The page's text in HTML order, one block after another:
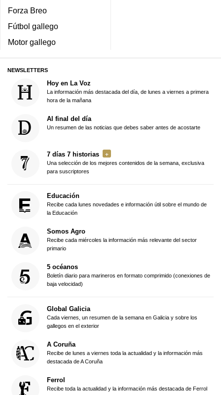
Forza Breo
Fútbol gallego
Motor gallego
NEWSLETTERS
Hoy en La Voz
La información más destacada del día, de lunes a viernes a primera
hora de la mañana
Al final del día
Un resumen de las noticias que debes saber antes de acostarte
7 días 7 historias
Una selección de los mejores contenidos de la semana, exclusiva
para suscriptores
Educación
Recibe cada lunes novedades e información útil sobre el mundo de
la Educación
Somos Agro
Recibe cada miércoles la información más relevante del sector
primario
5 océanos
Boletín diario para marineros en formato comprimido (conexiones de
baja velocidad)
Global Galicia
Cada viernes, un resumen de la semana en Galicia y sobre los
gallegos en el exterior
A Coruña
Recibe de lunes a viernes toda la actualidad y la información más
destacada de A Coruña
Ferrol
Recibe toda la actualidad y la información más destacada de Ferrol